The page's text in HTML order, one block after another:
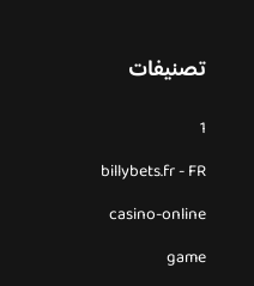
تصنيفات
1
billybets.fr - FR
casino-online
game